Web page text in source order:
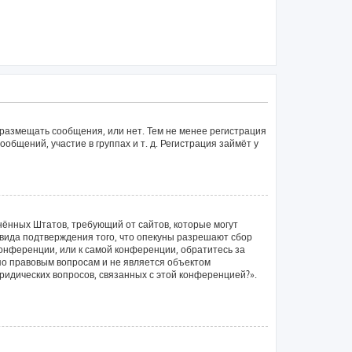
сообщения, или нет. Тем не менее регистрация
участие в группах и т. д. Регистрация займёт у
Штатов, требующий от сайтов, которые могут
подтверждения того, что опекуны разрешают сбор
или к самой конференции, обратитесь за
правовым вопросам и не является объектом
вопросов, связанных с этой конференцией?».